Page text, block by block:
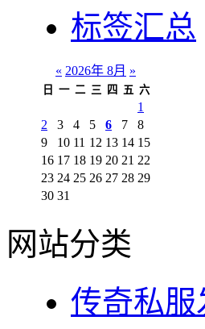
标签汇总
« 2026年 8月 »
日 一 二 三 四 五 六
1
2
3 4 5 6 7
8
9
10 11 12 13 14 15
16 17 18 19 20 21 22
23 24 25 26 27 28 29
30 31
网站分类
传奇私服